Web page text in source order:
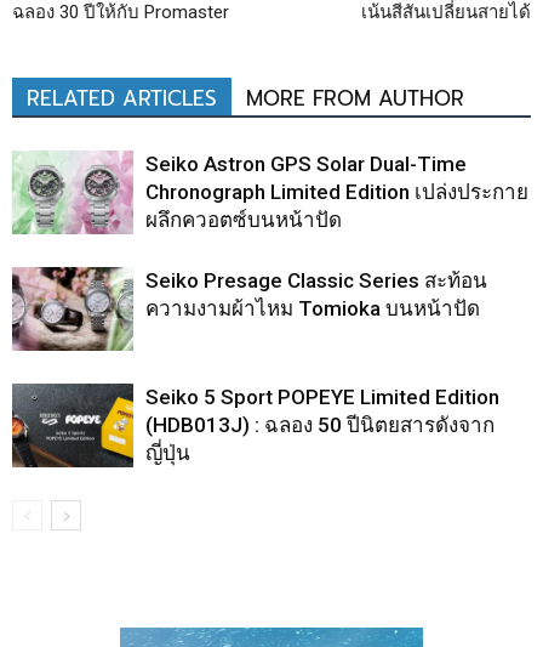
ฉลอง 30 ปีให้กับ Promaster
เน้นสีสันเปลี่ยนสายได้
RELATED ARTICLES MORE FROM AUTHOR
Seiko Astron GPS Solar Dual-Time
Chronograph Limited Edition เปล่งประกาย
ผลึกควอตซ์บนหน้าปัด
Seiko Presage Classic Series สะท้อน
ความงามผ้าไหม Tomioka บนหน้าปัด
Seiko 5 Sport POPEYE Limited Edition
(HDB013J) : ฉลอง 50 ปีนิตยสารดังจาก
ญี่ปุ่น